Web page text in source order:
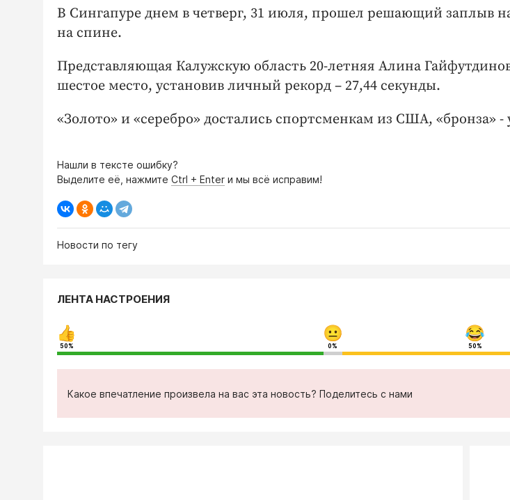
В Сингапуре днем в четверг, 31 июля, прошел решающий заплыв
на спине.
Представляющая Калужскую область 20-летняя Алина
шестое место, установив личный рекорд – 27,44 секунды.
«Золото» и «серебро» достались спортсменкам из США, «бронза»
Нашли в тексте ошибку?
Выделите её, нажмите Ctrl + Enter и мы всё исправим!
Новости по тегу
ЛЕНТА НАСТРОЕНИЯ
50% 0% 50%
Какое впечатление произвела на вас эта новость? Поделитесь с нами